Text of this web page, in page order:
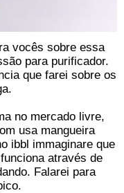
vocês sobre essa
para purificador.
que farei sobre os
no mercado livre,
usa mangueira
ibbl immaginare que
através de
Falarei para